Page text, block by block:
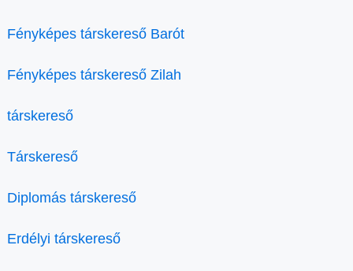
Fényképes társkereső Barót
Fényképes társkereső Zilah
társkereső
Társkereső
Diplomás társkereső
Erdélyi társkereső